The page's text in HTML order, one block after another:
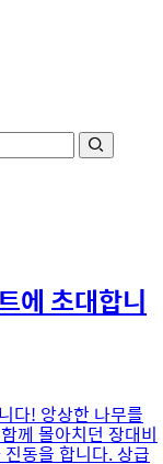
에 초대합니
다! 앙상한 나무를
께 몰아치던 장대비
동을 합니다. 상급